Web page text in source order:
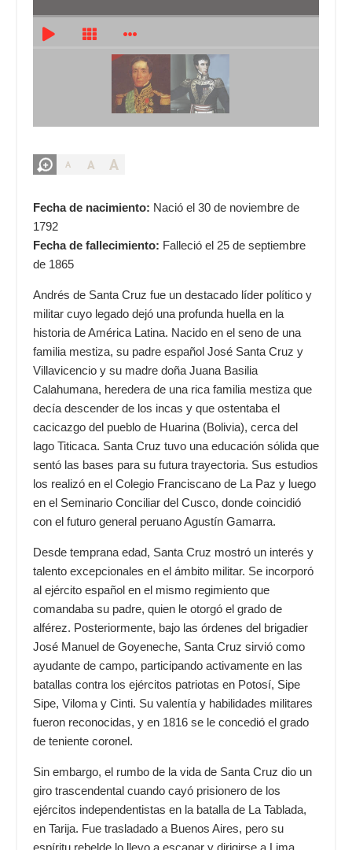
A A A
Fecha de nacimiento: Nació el 30 de noviembre de
1792
Fecha de fallecimiento: Falleció el 25 de septiembre
de 1865
Andrés de Santa Cruz fue un destacado líder político y
militar cuyo legado dejó una profunda huella en la
historia de América Latina. Nacido en el seno de una
familia mestiza, su padre español José Santa Cruz y
Villavicencio y su madre doña Juana Basilia
Calahumana, heredera de una rica familia mestiza que
decía descender de los incas y que ostentaba el
cacicazgo del pueblo de Huarina (Bolivia), cerca del
lago Titicaca. Santa Cruz tuvo una educación sólida que
sentó las bases para su futura trayectoria. Sus estudios
los realizó en el Colegio Franciscano de La Paz y luego
en el Seminario Conciliar del Cusco, donde coincidió
con el futuro general peruano Agustín Gamarra.
Desde temprana edad, Santa Cruz mostró un interés y
talento excepcionales en el ámbito militar. Se incorporó
al ejército español en el mismo regimiento que
comandaba su padre, quien le otorgó el grado de
alférez. Posteriormente, bajo las órdenes del brigadier
José Manuel de Goyeneche, Santa Cruz sirvió como
ayudante de campo, participando activamente en las
batallas contra los ejércitos patriotas en Potosí, Sipe
Sipe, Viloma y Cinti. Su valentía y habilidades militares
fueron reconocidas, y en 1816 se le concedió el grado
de teniente coronel.
Sin embargo, el rumbo de la vida de Santa Cruz dio un
giro trascendental cuando cayó prisionero de los
ejércitos independentistas en la batalla de La Tablada,
en Tarija. Fue trasladado a Buenos Aires, pero su
espíritu rebelde lo llevo a escapar y dirigirse a Lima,